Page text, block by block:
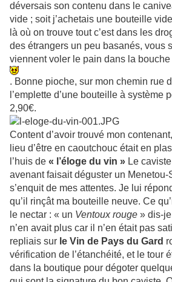
déversais son contenu dans le
vide ; soit j’achetais une bouteille
là où on trouve tout c’est dans les
des étrangers un peu basanés, vous
viennent voler le pain dans la
. Bonne pioche, sur mon chemin rue
l’emplette d’une bouteille à système
2,90€.
Content d’avoir trouvé mon
lieu d’être en caoutchouc était en
l’huis de « l’éloge du vin » Le
avenant faisait déguster un Menetou-
s’enquit de mes attentes. Je lui
qu’il rinçât ma bouteille neuve. Ce
le nectar : « un Ventoux rouge » dis-
n’en avait plus car il n’en était pas
repliais sur le Vin de Pays du Gard
vérification de l’étanchéité, et le tour
dans la boutique pour dégoter